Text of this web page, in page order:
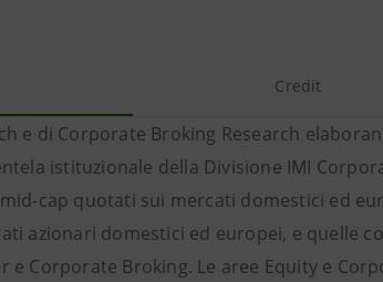
Credit
e di Corporate Broking Research
istituzionale della Divisione IMI
cap quotati sui mercati domestici ed
azionari domestici ed europei, e quelle
e Corporate Broking. Le aree Equity e